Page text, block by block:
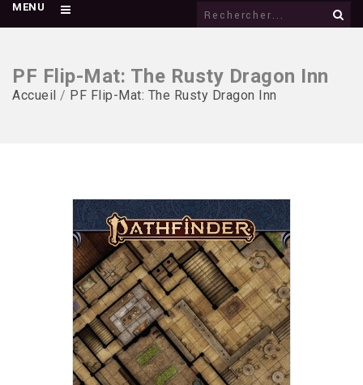
MENU
PF Flip-Mat: The Rusty Dragon Inn
Accueil / PF Flip-Mat: The Rusty Dragon Inn